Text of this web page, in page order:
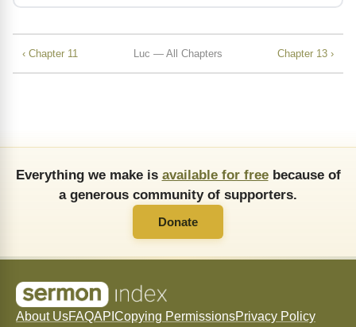
‹ Chapter 11 Luc — All Chapters Chapter 13 ›
Everything we make is available for freebecause of
a generous community of supporters.
Donate
About UsFAQAPI Copying PermissionsPrivacy Policy